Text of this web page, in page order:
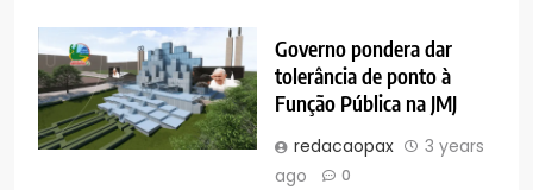
Governo pondera dar
tolerância de ponto à
Função Pública na JMJ
redacaopax
3 years
ago
0